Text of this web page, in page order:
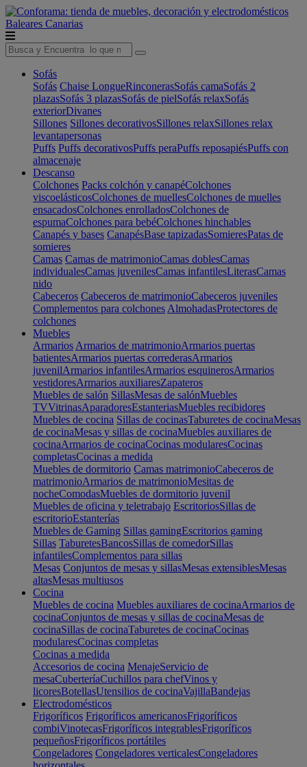
Baleares Canarias
Sofás
Sofás Chaise LongueRinconerasSofás camaSofás 2
plazasSofás 3 plazasSofás de pielSofás relaxSofás
exteriorDivanes
Sillones Sillones decorativosSillones relaxSillones relax
levantapersonas
Puffs Puffs decorativosPuffs peraPuffs reposapiésPuffs con
almacenaje
Descanso
Colchones Packs colchón y canapéColchones
viscoelásticosColchones de muellesColchones de muelles
ensacadosColchones enrolladosColchones de
espumaColchones para bebéColchones hinchables
Canapés y bases CanapésBase tapizadasSomieresPatas de
somieres
Camas Camas de matrimonioCamas doblesCamas
individualesCamas juvenilesCamas infantilesLiterasCamas
nido
Cabeceros Cabeceros de matrimonioCabeceros juveniles
Complementos para colchones AlmohadasProtectores de
colchones
Muebles
Armarios Armarios de matrimonioArmarios puertas
batientesArmarios puertas correderasArmarios
juvenilArmarios infantilesArmarios esquinerosArmarios
vestidoresArmarios auxiliaresZapateros
Muebles de salón SillasMesas de salónMuebles
TVVitrinasAparadoresEstanteriasMuebles recibidores
Muebles de cocina Sillas de cocinasTaburetes de cocinaMesas
de cocinaMesas y sillas de cocinaMuebles auxiliares de
cocinaArmarios de cocinaCocinas modularesCocinas
completasCocinas a medida
Muebles de dormitorio Camas matrimonioCabeceros de
matrimonioArmarios de matrimonioMesitas de
nocheComodasMuebles de dormitorio juvenil
Muebles de oficina y teletrabajo EscritoriosSillas de
escritorioEstanterías
Muebles de Gaming Sillas gamingEscritorios gaming
Sillas TaburetesBancosSillas de comedorSillas
infantilesComplementos para sillas
Mesas Conjuntos de mesas y sillasMesas extensiblesMesas
altasMesas multiusos
Cocina
Muebles de cocina Muebles auxiliares de cocinaArmarios de
cocinaConjuntos de mesas y sillas de cocinaMesas de
cocinaSillas de cocinaTaburetes de cocinaCocinas
modularesCocinas completas
Cocinas a medida
Accesorios de cocina MenajeServicio de
mesaCuberteríaCuchillos para chefVinos y
licoresBotellasUtensilios de cocinaVajillaBandejas
Electrodomésticos
Frigoríficos Frigoríficos americanosFrigoríficos
combiVinotecasFrigoríficos integrablesFrigoríficos
pequeñosFrigoríficos portátiles
Congeladores Congeladores verticalesCongeladores